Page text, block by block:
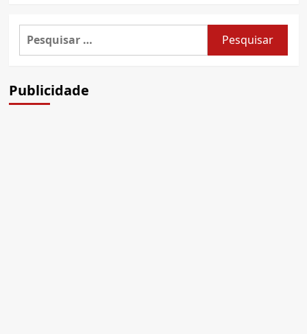
ganham
novas
Aprilia
Tuono
para
Pesquisar
por:
Publicidade